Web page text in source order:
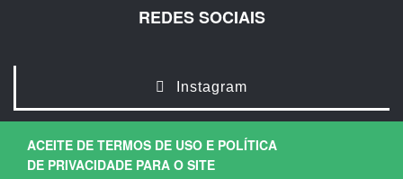
ACEITE DE TERMOS DE USO E POLÍTICA
DE PRIVACIDADE PARA O SITE
REDES SOCIAIS
Instagram